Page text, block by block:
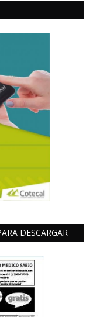
DESCARGAR